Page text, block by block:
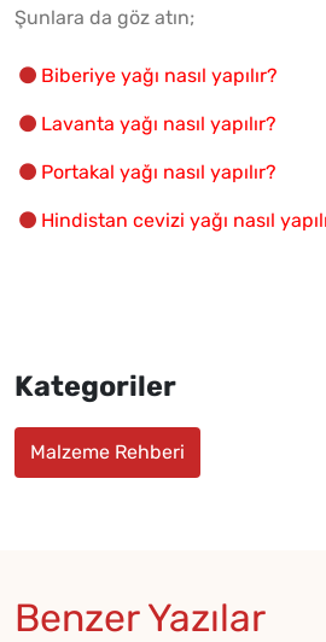
Şunlara da göz atın;
Biberiye yağı nasıl yapılır?
Lavanta yağı nasıl yapılır?
Portakal yağı nasıl yapılır?
Hindistan cevizi yağı nasıl
Kategoriler
Malzeme Rehberi
Benzer Yazılar